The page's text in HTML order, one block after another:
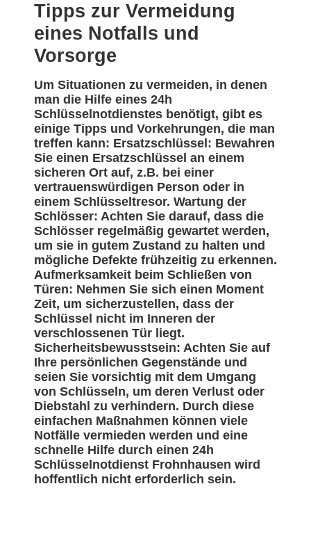
Tipps zur Vermeidung
eines Notfalls und
Vorsorge
Um Situationen zu vermeiden, in denen
man die Hilfe eines 24h
Schlüsselnotdienstes benötigt, gibt es
einige Tipps und Vorkehrungen, die man
treffen kann: Ersatzschlüssel: Bewahren
Sie einen Ersatzschlüssel an einem
sicheren Ort auf, z.B. bei einer
vertrauenswürdigen Person oder in
einem Schlüsseltresor. Wartung der
Schlösser: Achten Sie darauf, dass die
Schlösser regelmäßig gewartet werden,
um sie in gutem Zustand zu halten und
mögliche Defekte frühzeitig zu erkennen.
Aufmerksamkeit beim Schließen von
Türen: Nehmen Sie sich einen Moment
Zeit, um sicherzustellen, dass der
Schlüssel nicht im Inneren der
verschlossenen Tür liegt.
Sicherheitsbewusstsein: Achten Sie auf
Ihre persönlichen Gegenstände und
seien Sie vorsichtig mit dem Umgang
von Schlüsseln, um deren Verlust oder
Diebstahl zu verhindern. Durch diese
einfachen Maßnahmen können viele
Notfälle vermieden werden und eine
schnelle Hilfe durch einen 24h
Schlüsselnotdienst Frohnhausen wird
hoffentlich nicht erforderlich sein.